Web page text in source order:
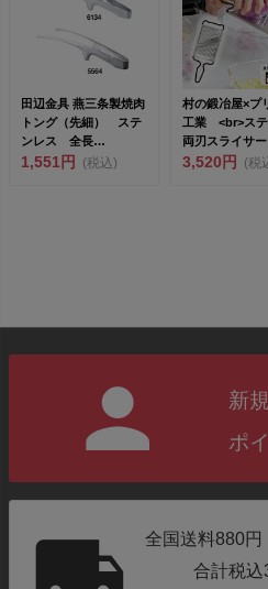
田辺金具 燕三条製焼肉
トング（先細） ステ
ンレス 全長
25cm<br>無...
1,551円 (税込)
村の鍛冶屋×プ
工業 <br>ステ
両刃スライサ
トブラッ...
3,520円 (税
新
ポ
全国送料880円
合計税